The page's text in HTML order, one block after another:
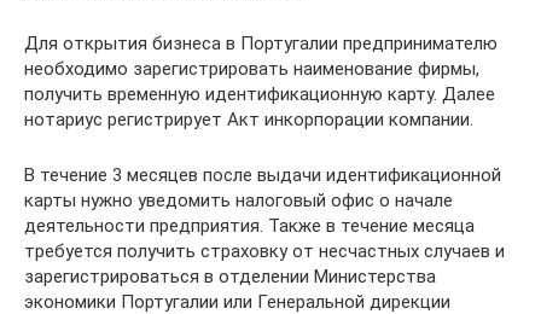
Для открытия бизнеса в Португалии предпринимателю
необходимо зарегистрировать наименование фирмы,
получить временную идентификационную карту. Далее
нотариус регистрирует Акт инкорпорации компании.
В течение 3 месяцев после выдачи идентификационной
карты нужно уведомить налоговый офис о начале
деятельности предприятия. Также в течение месяца
требуется получить страховку от несчастных случаев и
зарегистрироваться в отделении Министерства
экономики Португалии или Генеральной дирекции